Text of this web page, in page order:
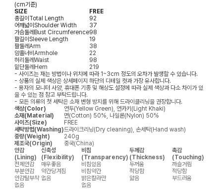
(cm기준)
SIZE
FREE
총길이Total Length
92
어깨넓이Shoulder Width
37
가슴둘레Bust Circumference98
팔길이Sleeve Length
19
팔둘레Arm
38
암홀너비Armhole
22
허리둘레Waist
98
밑단둘레Hem
219
- 사이즈는 재는 방법이나 위치에 따라 1~3cm 정도의 오차가 발생할 수 있습니다.
- 상품의 실제 색상은 상세페이지 하단의 디테일 컷과 가장 유사합니다.
- 용자의 모니터 사양, 휴대폰 기종 및 해상도 설정에 따라 실제 색상과 다소 차이가 있
을 수 있는 점 참고 부탁드립니다.
- 모든 의류의 첫 세탁은 소재 변형 방지를 위해 드라이클리닝을 권장합니다.
색상(Color)
연두(Yellow Green), 연카키(Light Khaki)
소재(Material)
면(Cotton) 50%, 나일론(Nylon) 50%
사이즈(Size)
FREE
세탁방법(Washing)드라이크리닝(Dry cleaning), 손세탁(Hand wash)
중량(Weight)
240g
제조국(Origin)
중국(China)
안감
(Lining)
신축성
(Flexibility)
비침
(Transparency)
두께감
(Thickness)
촉감
(Touching)
전체안감
매우좋음 비침있음 두꺼움
까슬거림
부분안감
약간당겨짐 비침약간 적당함
적당함
안감탈부착 없음 밝은칼라만 얇음
부드러움
없음
없음